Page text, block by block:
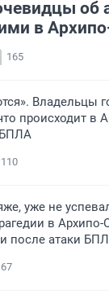
об
в
165
Владельцы
происходит в
БПЛА
110
уже не
в
после атаки
67